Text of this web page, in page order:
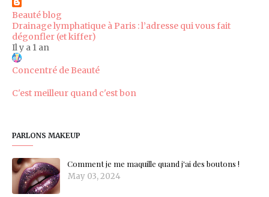
Beauté blog
Drainage lymphatique à Paris : l’adresse qui vous fait
dégonfler (et kiffer)
Il y a 1 an
Concentré de Beauté
C'est meilleur quand c'est bon
PARLONS MAKEUP
Comment je me maquille quand j'ai des boutons !
May 03, 2024